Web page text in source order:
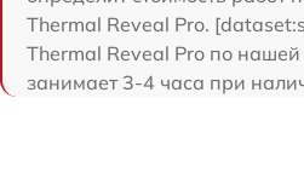
Thermal Reveal Pro.
Thermal Reveal Pro по нашей
занимает 3-4 часа при